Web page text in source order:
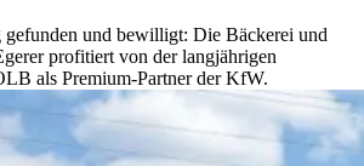
und bewilligt: Die Bäckerei und
profitiert von der langjährigen
als Premium-Partner der KfW.